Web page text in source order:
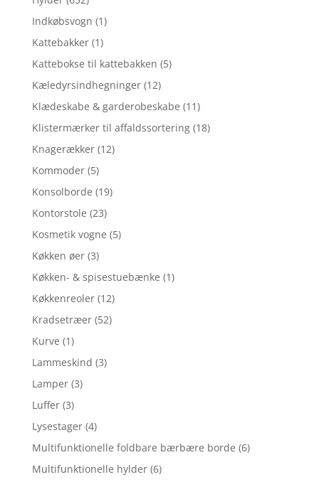
Indkøbsvogn (1)
Kattebakker (1)
Kattebokse til kattebakken (5)
Kæledyrsindhegninger (12)
Klædeskabe & garderobeskabe (11)
Klistermærker til affaldssortering (18)
Knagerækker (12)
Kommoder (5)
Konsolborde (19)
Kontorstole (23)
Kosmetik vogne (5)
Køkken øer (3)
Køkken- & spisestuebænke (1)
Køkkenreoler (12)
Kradsetræer (52)
Kurve (1)
Lammeskind (3)
Lamper (3)
Luffer (3)
Lysestager (4)
Multifunktionelle foldbare bærbære borde (6)
Multifunktionelle hylder (6)